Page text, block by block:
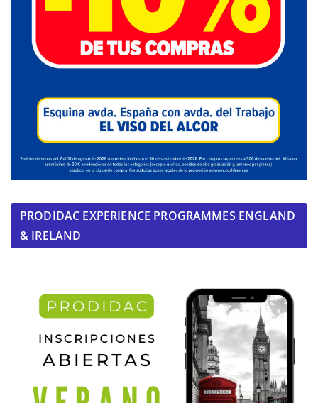
PRODIDAC EXPERIENCE PROGRAMMES ENGLAND
& IRELAND